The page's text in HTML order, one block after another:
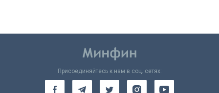
Присоединяйтесь к нам в соц. сетях: